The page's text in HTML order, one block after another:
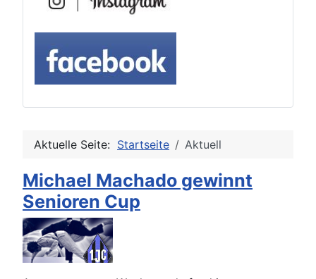
Aktuelle Seite: Startseite Aktuell
Michael Machado gewinnt
Senioren Cup